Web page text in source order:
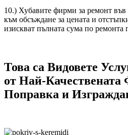
10.) Хубавите фирми за ремонт във
към обсъждане за цената и
изискват пълната сума по ремонта
Това са Видовете
от Най-Качествената
Поправка и